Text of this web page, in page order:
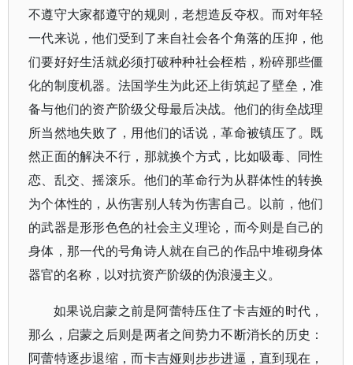
不遵守大家都遵守的规则，老想造反夺权。而对年轻
一代来说，他们受到了来自社会各个角落的压抑，他
们要好好生活就必须打破种种社会桎梏，粉碎那些僵
化的制度机器。法国学生为此还上街筑起了壁垒，准
备与他们的资产阶级父母最后决战。他们的街垒战理
所当然地失败了，用他们的话说，革命被镇压了。既
然正面的解决不行，那就换个方式，比如吸毒、同性
恋、乱交、摇滚乐。他们的革命行为从群体性的转换
为个体性的，从伤害别人转为伤害自己。以前，他们
的武器是形形色色的社会主义理论，而今则是自己的
身体，那一代的号角诗人就在自己的作品中堆砌身体
器官的名称，以对抗资产阶级的伪浪漫主义。
如果说启蒙之前是阿蕾特压住了卡吉娅的时代，
那么，启蒙之后则是两者之间势力不断消长的历史：
阿蕾特逐步退缩，而卡吉娅则步步进逼，直到现在，